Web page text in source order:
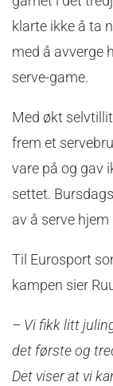
klarte ikke å ta
med å avverge
serve-game.
Med økt
frem et
vare på og gav
settet.
av å serve hjem
Til Eurosport
kampen sier
– Vi fikk litt
det første og
Det viser at vi